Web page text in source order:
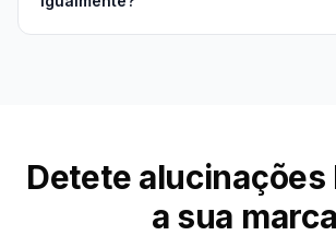
Detete alucinações
a sua marca